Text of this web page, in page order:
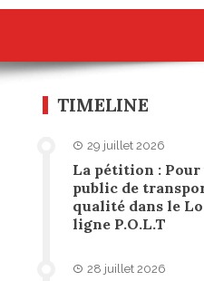
TIMELINE
29 juillet 2026
La pétition :
public de
qualité dans le
ligne P.O.L.T
28 juillet 2026